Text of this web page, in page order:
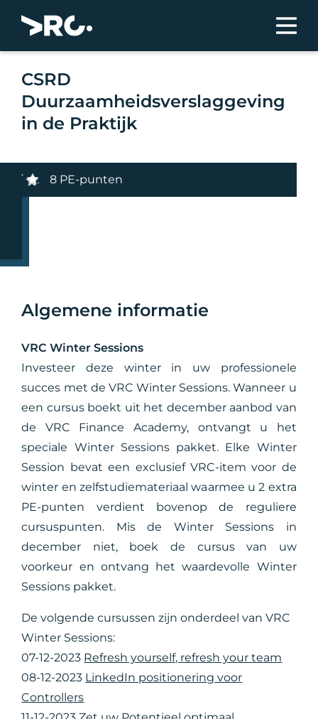
CSRD
Duurzaamheidsverslaggeving
in de Praktijk
8 PE-punten
Algemene informatie
VRC Winter Sessions
Investeer deze winter in uw professionele
succes met de VRC Winter Sessions. Wanneer u
een cursus boekt uit het december aanbod van
de VRC Finance Academy, ontvangt u het
speciale Winter Sessions pakket. Elke Winter
Session bevat een exclusief VRC-item voor de
winter en zelfstudiemateriaal waarmee u 2 extra
PE-punten verdient bovenop de reguliere
cursuspunten. Mis de Winter Sessions in
december niet, boek de cursus van uw
voorkeur en ontvang het waardevolle Winter
Sessions pakket.
De volgende cursussen zijn onderdeel van VRC
Winter Sessions:
07-12-2023 Refresh yourself, refresh your team
08-12-2023 LinkedIn positionering voor
Controllers